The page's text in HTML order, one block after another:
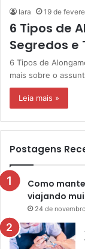
Iara 19 de
6 Tipos de
Segredos e
6 Tipos de
mais sobre o
Leia mais »
Postagens
Como
viajando
24 de